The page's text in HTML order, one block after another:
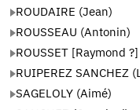
ROUDAIRE (Jean)
ROUSSEAU (Antonin)
ROUSSET [Raymond ?]
RUIPEREZ SANCHEZ
SAGELOLY (Aimé)